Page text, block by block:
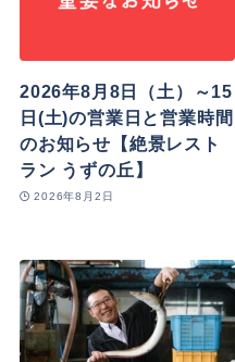
2026年8月8日（土）～15
日(土)の営業日と営業時間
のお知らせ【絶景レスト
ラン うずの丘】
2026年8月2日